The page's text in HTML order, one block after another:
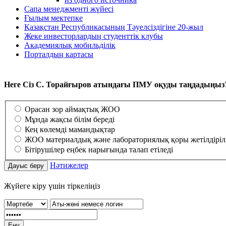
Сапа менеджменті жүйесі
Ғылым мектепке
Қазақстан Республикасының Тәуелсіздігіне 20-жыл
Жеке инвесторлардың студенттiк клубы
Академиялық мобильдiлiк
Порталдың картасы
Неге Сіз С. Торайғыров атындағы ПМУ оқуды
Орасан зор аймақтық ЖОО
Мұнда жақсы білім береді
Кең көлемді мамандықтар
ЖОО материалдық және лабораториялық қоры
Бітірушілер еңбек нарығында талап етіледі
Нәтижелер
Жүйеге кіру үшін тіркеліңіз